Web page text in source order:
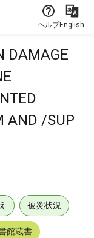
ヘルプEnglish
DAMAGE
AND /SUP
被災状況
館蔵書